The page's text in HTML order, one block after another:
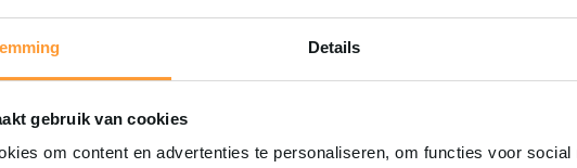
Details
gebruik van cookies
om content en advertenties te personaliseren, om functies voor social